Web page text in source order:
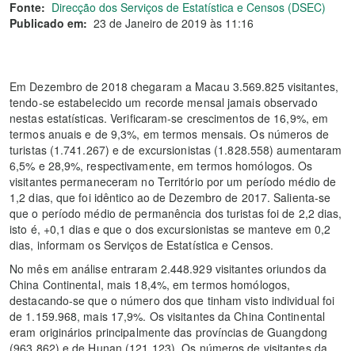
Fonte: Direcção dos Serviços de Estatística e Censos (DSEC)
Publicado em: 23 de Janeiro de 2019 às 11:16
Em Dezembro de 2018 chegaram a Macau 3.569.825 visitantes,
tendo-se estabelecido um recorde mensal jamais observado
nestas estatísticas. Verificaram-se crescimentos de 16,9%, em
termos anuais e de 9,3%, em termos mensais. Os números de
turistas (1.741.267) e de excursionistas (1.828.558) aumentaram
6,5% e 28,9%, respectivamente, em termos homólogos. Os
visitantes permaneceram no Território por um período médio de
1,2 dias, que foi idêntico ao de Dezembro de 2017. Salienta-se
que o período médio de permanência dos turistas foi de 2,2 dias,
isto é, +0,1 dias e que o dos excursionistas se manteve em 0,2
dias, informam os Serviços de Estatística e Censos.
No mês em análise entraram 2.448.929 visitantes oriundos da
China Continental, mais 18,4%, em termos homólogos,
destacando-se que o número dos que tinham visto individual foi
de 1.159.968, mais 17,9%. Os visitantes da China Continental
eram originários principalmente das províncias de Guangdong
(963.862) e de Hunan (121.123). Os números de visitantes da